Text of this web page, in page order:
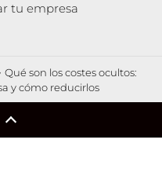
tu empresa
Qué son los costes ocultos:
y cómo reducirlos